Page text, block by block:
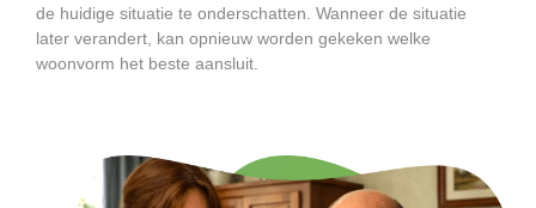
de huidige situatie te onderschatten. Wanneer de situatie
later verandert, kan opnieuw worden gekeken welke
woonvorm het beste aansluit.